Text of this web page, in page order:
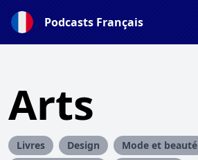
Podcasts Français
Arts
Livres Design Mode et beauté